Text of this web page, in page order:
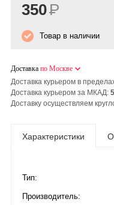
350Р
Товар в наличии
Доставка по Москве
Доставка курьером в
Доставка курьером за МКАД:
Доставку осуществляем
Характеристики
Тип:
Производитель: